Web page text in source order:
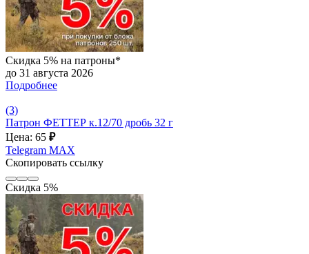
Скидка 5% на патроны*
до 31 августа 2026
Подробнее
(3)
Патрон ФЕТТЕР к.12/70 дробь 32 г
Цена: 65 ₽
Telegram MAX
Скопировать ссылку
Скидка 5%